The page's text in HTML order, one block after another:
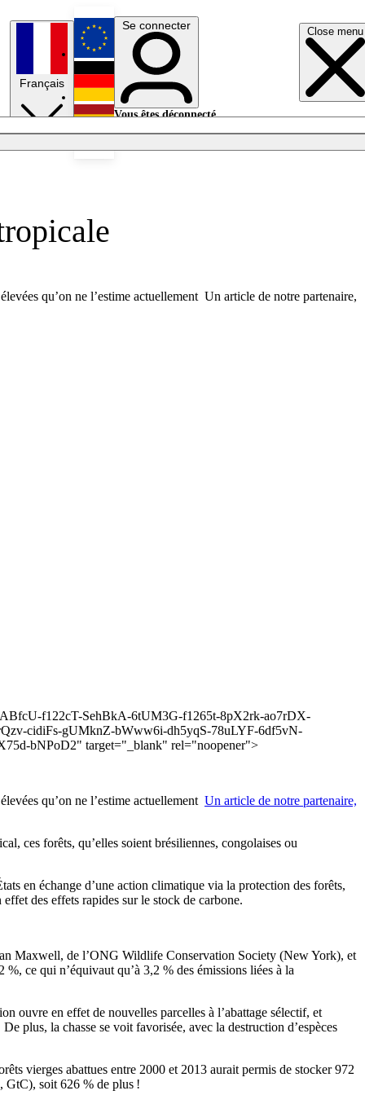
Close menu
Français
English
Deutsch
Se connecter
Vous êtes déconnecté.
qu’on ne l’estime actuellement Un article de notre partenaire,
f122cT-SehBkA-6tUM3G-f1265t-8pX2rk-ao7rDX-
cidiFs-gUMknZ-bWww6i-dh5yqS-78uLYF-6df5vN-
bNPoD2" target="_blank" rel="noopener">
qu’on ne l’estime actuellement Un article de notre partenaire,
ces forêts, qu’elles soient brésiliennes, congolaises ou
en échange d’une action climatique via la protection des forêts,
des effets rapides sur le stock de carbone.
Maxwell, de l’ONG Wildlife Conservation Society (New York), et
ce qui n’équivaut qu’à 3,2 % des émissions liées à la
ouvre en effet de nouvelles parcelles à l’abattage sélectif, et
plus, la chasse se voit favorisée, avec la destruction d’espèces
vierges abattues entre 2000 et 2013 aurait permis de stocker 972
GtC), soit 626 % de plus !